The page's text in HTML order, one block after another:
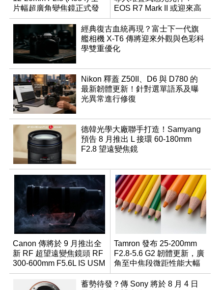
片幅超廣角變焦鏡正式發
表
EOS R7 Mark II 或迎來高
速讀出升級
經典復古血統再現？富士下一代旗
艦相機 X-T6 傳將迎來外觀與色彩科
學雙重優化
Nikon 釋蓋 Z50II、D6 與 D780 的
最新韌體更新！針對選單語系及曝
光異常進行修復
德韓光學大廠聯手打造！Samyang
預告 8 月推出 L 接環 60-180mm
F2.8 望遠變焦鏡
Canon 傳將於 9 月推出全
新 RF 超望遠變焦鏡頭 RF
300-600mm F5.6L IS USM
Tamron 發布 25-200mm
F2.8-5.6 G2 韌體更新，廣
角至中焦段微距性能大幅
升級
蓄勢待發？傳 Sony 將於 8 月 4 日